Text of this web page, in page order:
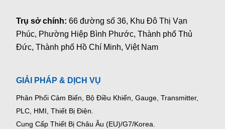
Trụ sở chính:66 đường số 36, Khu Đô Thị Vạn
Phúc, Phường Hiệp Bình Phước, Thành phố Thủ
Đức, Thành phố Hồ Chí Minh, Việt Nam
GIẢI PHÁP & DỊCH VỤ
Phân Phối Cảm Biến, Bộ Điều Khiển, Gauge, Transmitter,
PLC, HMI, Thiết Bị Điện.
Cung Cấp Thiết Bị Châu Âu (EU)/G7/Korea.